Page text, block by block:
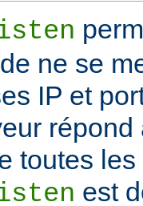
ne se
IP et
toutes
est